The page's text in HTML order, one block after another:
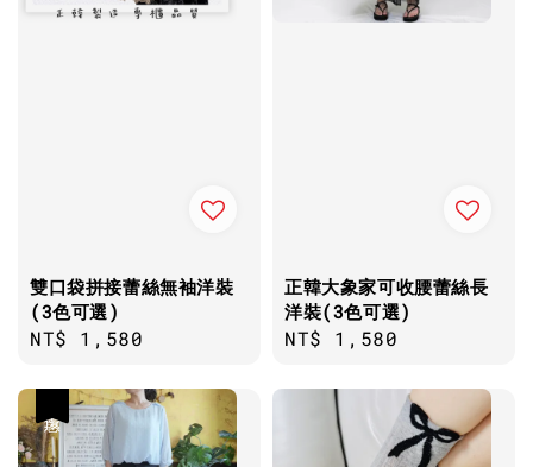
雙口袋拼接蕾絲無袖洋裝
(3色可選)
Regular
NT$ 1,580
正韓大象家可收腰蕾絲長
洋裝(3色可選)
Regular
NT$ 1,580